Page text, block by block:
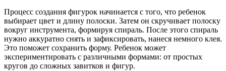
Процесс создания фигурок начинается с того, что ребенок
выбирает цвет и длину полоски. Затем он скручивает полоску
вокруг инструмента, формируя спираль. После этого спираль
нужно аккуратно снять и зафиксировать, нанеся немного клея.
Это поможет сохранить форму. Ребенок может
экспериментировать с различными формами: от простых
кругов до сложных завитков и фигур.